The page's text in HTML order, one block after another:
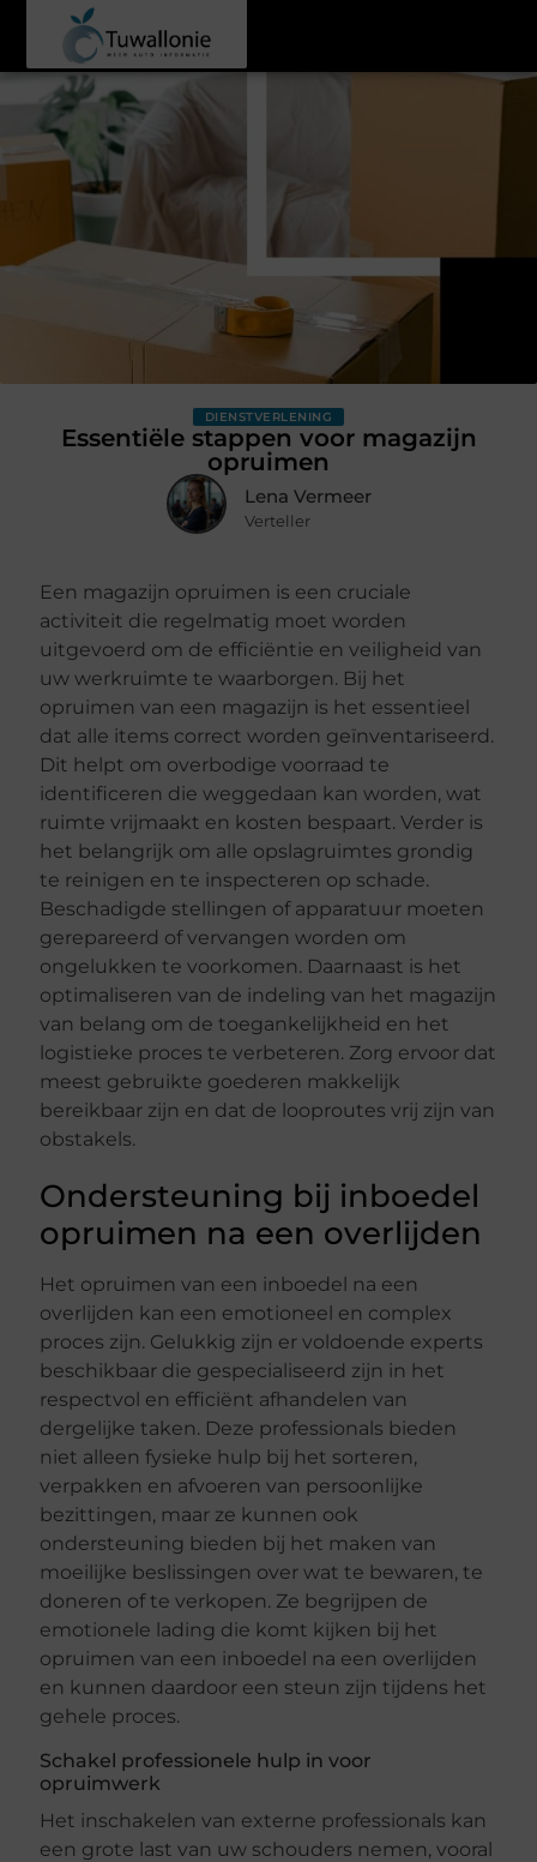
DIENSTVERLENING
Essentiële stappen voor magazijn
opruimen
Lena Vermeer
Verteller
Een magazijn opruimen is een cruciale
activiteit die regelmatig moet worden
uitgevoerd om de efficiëntie en veiligheid van
uw werkruimte te waarborgen. Bij het
opruimen van een magazijn is het essentieel
dat alle items correct worden geïnventariseerd.
Dit helpt om overbodige voorraad te
identificeren die weggedaan kan worden, wat
ruimte vrijmaakt en kosten bespaart. Verder is
het belangrijk om alle opslagruimtes grondig
te reinigen en te inspecteren op schade.
Beschadigde stellingen of apparatuur moeten
gerepareerd of vervangen worden om
ongelukken te voorkomen. Daarnaast is het
optimaliseren van de indeling van het magazijn
van belang om de toegankelijkheid en het
logistieke proces te verbeteren. Zorg ervoor dat
meest gebruikte goederen makkelijk
bereikbaar zijn en dat de looproutes vrij zijn van
obstakels.
Ondersteuning bij inboedel
opruimen na een overlijden
Het opruimen van een inboedel na een
overlijden kan een emotioneel en complex
proces zijn. Gelukkig zijn er voldoende experts
beschikbaar die gespecialiseerd zijn in het
respectvol en efficiënt afhandelen van
dergelijke taken. Deze professionals bieden
niet alleen fysieke hulp bij het sorteren,
verpakken en afvoeren van persoonlijke
bezittingen, maar ze kunnen ook
ondersteuning bieden bij het maken van
moeilijke beslissingen over wat te bewaren, te
doneren of te verkopen. Ze begrijpen de
emotionele lading die komt kijken bij het
opruimen van een inboedel na een overlijden
en kunnen daardoor een steun zijn tijdens het
gehele proces.
Schakel professionele hulp in voor
opruimwerk
Het inschakelen van externe professionals kan
een grote last van uw schouders nemen, vooral